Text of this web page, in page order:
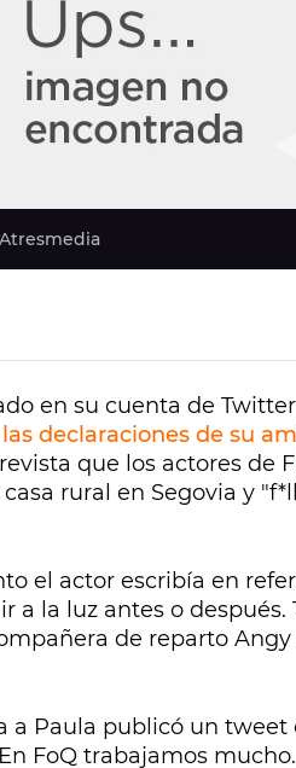
en su cuenta de
las declaraciones de su
que los actores de
rural en Segovia y
el actor escribía en
a la luz antes o después.
de reparto
a Paula publicó un tweet
FoQ trabajamos